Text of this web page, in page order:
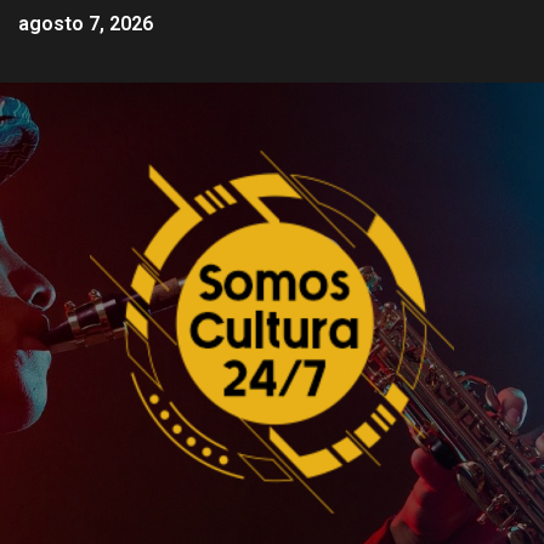
agosto 7, 2026